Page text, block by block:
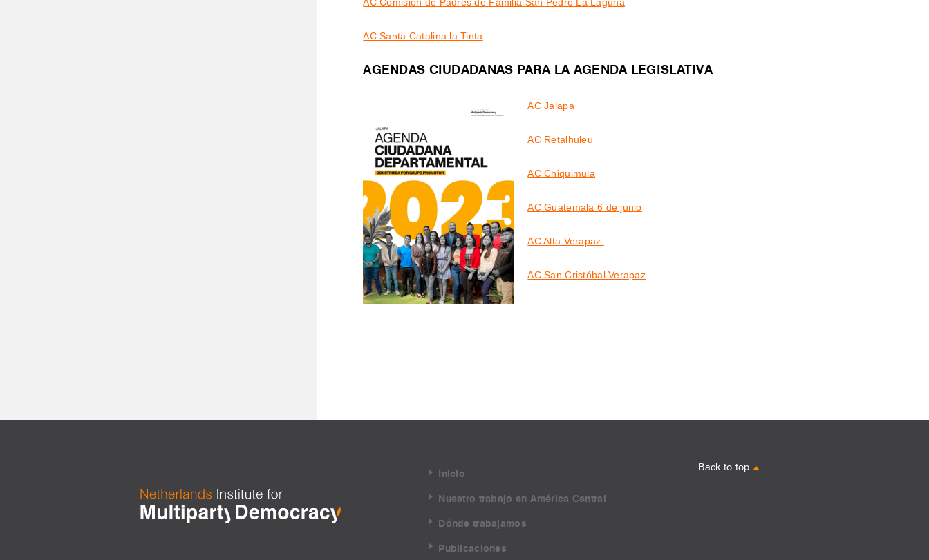
AC Comisión de Padres de Familia San Pedro La Laguna
AC Santa Catalina la Tinta
AGENDAS CIUDADANAS PARA LA AGENDA LEGISLATIVA
AC Jalapa
AC Retalhuleu
AC Chiquimula
AC Guatemala 6 de junio
AC Alta Verapaz
AC San Cristóbal Verapaz
Back to top
Inicio
Nuestro trabajo en América Central
Dónde trabajamos
Publicaciones